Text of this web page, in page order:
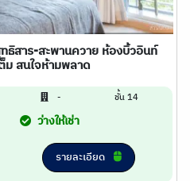
ธิสาร-สะพานควาย ห้องบิ้วอินท์
สนใจห้ามพลาด
- ชั้น 14
ว่างให้เช่า
รายละเอียด